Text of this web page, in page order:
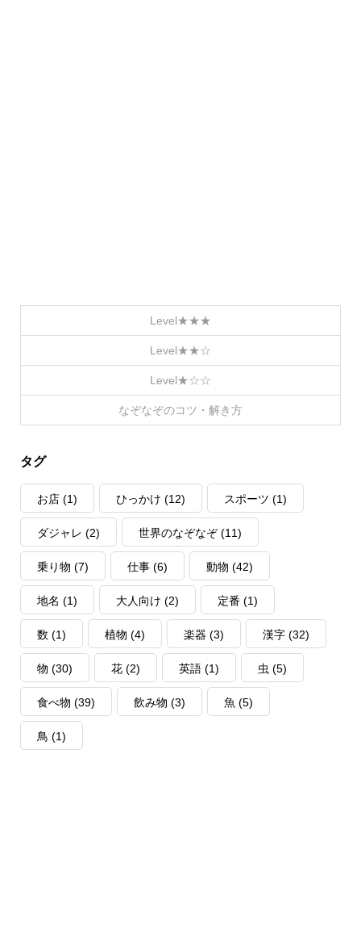
Level★★★
Level★★☆
Level★☆☆
なぞなぞのコツ・解き方
タグ
お店(1) ひっかけ (12) スポーツ (1)
ダジャレ (2) 世界のなぞなぞ(11)
乗り物 (7) 仕事(6) 動物 (42)
地名 (1) 大人向け (2) 定番 (1)
数 (1) 植物 (4) 楽器 (3) 漢字(32)
物 (30) 花(2) 英語(1) 虫 (5)
食べ物 (39) 飲み物 (3) 魚 (5)
鳥 (1)